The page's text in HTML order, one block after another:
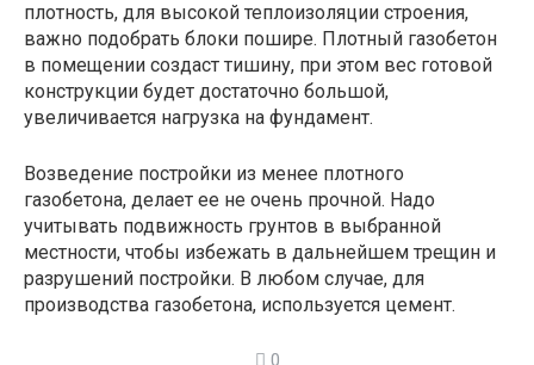
плотность, для высокой теплоизоляции строения,
важно подобрать блоки пошире. Плотный газобетон
в помещении создаст тишину, при этом вес готовой
конструкции будет достаточно большой,
увеличивается нагрузка на фундамент.
Возведение постройки из менее плотного
газобетона, делает ее не очень прочной. Надо
учитывать подвижность грунтов в выбранной
местности, чтобы избежать в дальнейшем трещин и
разрушений постройки. В любом случае, для
производства газобетона, используется цемент.
0